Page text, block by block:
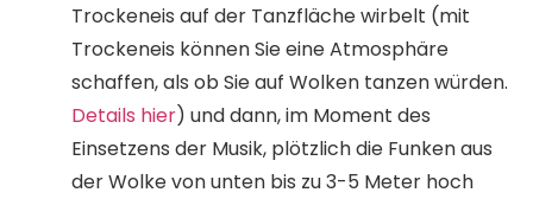
Trockeneis auf der Tanzfläche wirbelt (mit
Trockeneis können Sie eine Atmosphäre
schaffen, als ob Sie auf Wolken tanzen würden.
Details hier) und dann, im Moment des
Einsetzens der Musik, plötzlich die Funken aus
der Wolke von unten bis zu 3-5 Meter hoch